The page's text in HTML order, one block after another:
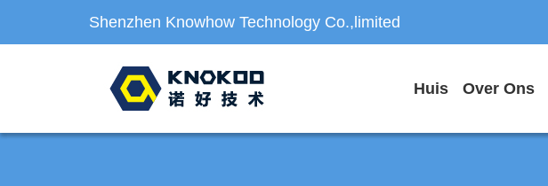
Shenzhen Knowhow Technology Co.,limited
Huis Over Ons